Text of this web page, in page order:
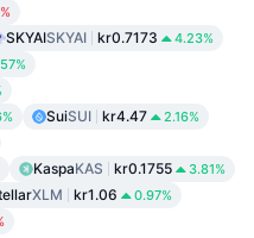
SKYAISKYAI kr0.7173 4.23%
SuiSUI kr4.47 2.16%
KaspaKAS kr0.1755 3.81%
XLM kr1.06 0.97%